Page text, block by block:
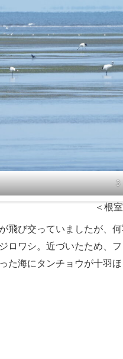
3
＜根
飛び交っていましたが、
ロワシ。近づいたため、
た海にタンチョウが十羽